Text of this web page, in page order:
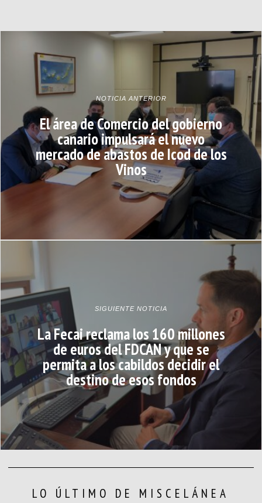
NOTICIA ANTERIOR
El área de Comercio del gobierno
canario impulsará el nuevo
mercado de abastos de Icod de los
Vinos
SIGUIENTE NOTICIA
La Fecai reclama los 160 millones
de euros del FDCAN y que se
permita a los cabildos decidir el
destino de esos fondos
LO ÚLTIMO DE MISCELÁNEA